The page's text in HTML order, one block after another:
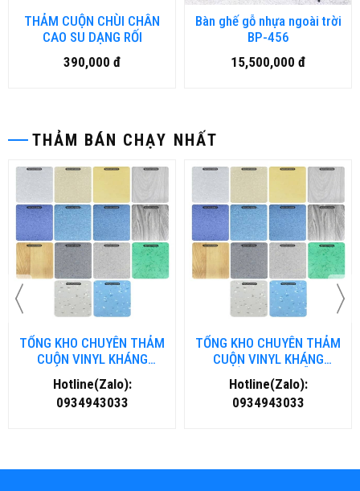
THẢM CUỘN CHÙI CHÂN
CAO SU DẠNG RỐI
390,000 đ
Bàn ghế gỗ nhựa ngoài trời
BP-456
15,500,000 đ
THẢM BÁN CHẠY NHẤT
TỔNG KHO CHUYÊN THẢM
CUỘN VINYL KHÁNG
KHUẨN TẠI NHA TRANG
Hotline(Zalo):
0934943033
TỔNG KHO CHUYÊN THẢM
CUỘN VINYL KHÁNG
KHUẨN TẠI ĐÀ NẴNG
Hotline(Zalo):
0934943033